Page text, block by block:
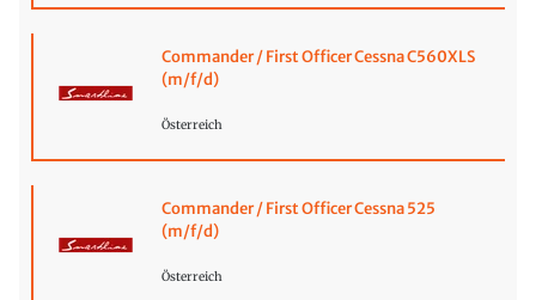
Commander / First Officer Cessna C560XLS
(m/f/d)
Österreich
Commander / First Officer Cessna 525
(m/f/d)
Österreich